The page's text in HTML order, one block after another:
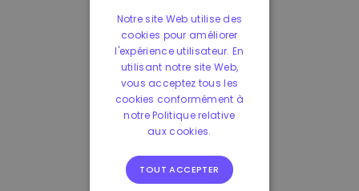
Notre site Web utilise des
cookies pour améliorer
l'expérience utilisateur. En
utilisant notre site Web,
vous acceptez tous les
cookies conformément à
notre Politique relative
aux cookies.
TOUT ACCEPTER